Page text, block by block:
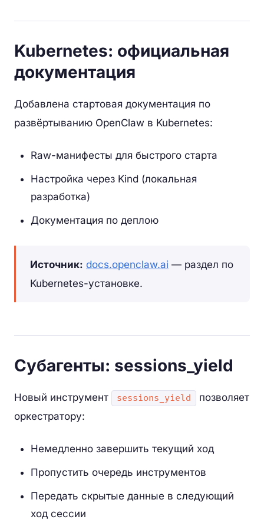
Kubernetes: официальная
документация
Добавлена стартовая документация по
развёртыванию OpenClaw в Kubernetes:
Raw-манифесты для быстрого старта
Настройка через Kind (локальная
разработка)
Документация по деплою
Источник: docs.openclaw.ai — раздел по
Kubernetes-установке.
Субагенты: sessions_yield
Новый инструмент sessions_yield
позволяет
оркестратору:
Немедленно завершить текущий ход
Пропустить очередь инструментов
Передать скрытые данные в следующий
ход сессии